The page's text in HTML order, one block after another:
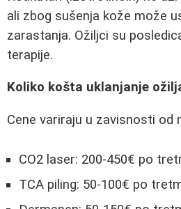
ali zbog sušenja kože može
zarastanja. Ožiljci su
terapije.
Koliko košta uklanjanje
Cene variraju u zavisnosti od
CO2 laser: 200-450€ po
TCA piling: 50-100€ po